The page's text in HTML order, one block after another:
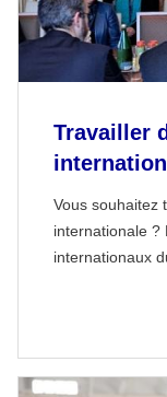
Travailler
Vous souhaitez
internationale ?
internationaux